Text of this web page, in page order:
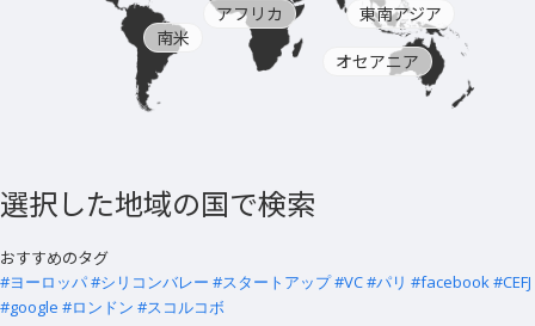
南米
アフリカ
東南アジア
オセアニア
選択した地域の国で検索
おすすめのタグ
#ヨーロッパ#シリコンバレー #スタートアップ#VC#パリ #facebook#CEFJ
#google #ロンドン #スコルコボ